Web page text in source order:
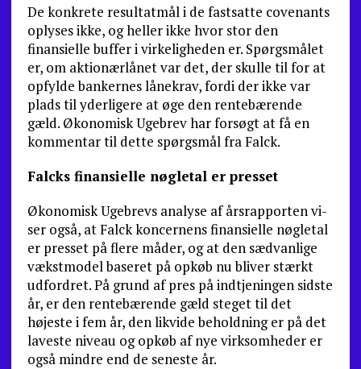
De konkrete resultatmål i de fastsatte covenants
oplyses ikke, og heller ikke hvor stor den
finansiel­le buffer i virkeligheden er. Spørgsmålet
er, om aktionærlånet var det, der skulle til for at
opfylde bankernes lånekrav, fordi der ikke var
plads til yderligere at øge den rentebærende
gæld. Øko­nomisk Ugebrev har forsøgt at få en
kommentar til dette spørgsmål fra Falck.
Falcks finansielle nøgletal er presset
Økonomisk Ugebrevs analyse af årsrapporten vi­
ser også, at Falck koncernens finansielle nøgletal
er presset på flere måder, og at den sædvanlige
vækstmodel baseret på opkøb nu bliver stærkt
udfordret. På grund af pres på indtjeningen sidste
år, er den rentebærende gæld steget til det
højeste i fem år, den likvide beholdning er på det
laveste niveau og opkøb af nye virksomheder er
også mindre end de seneste år.